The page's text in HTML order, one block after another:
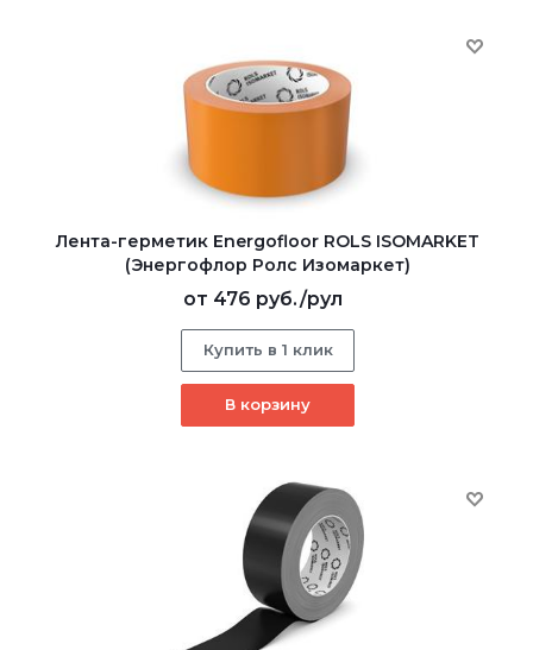
Лента-герметик Energofloor ROLS ISOMARKET
(Энергофлор Ролс Изомаркет)
от 476 руб./рул
Купить в 1 клик
В корзину